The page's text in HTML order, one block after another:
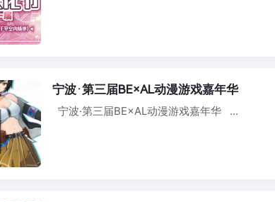
宁波·第三届BE×AL动漫游戏嘉年华
宁波·第三届BE×AL动漫游戏嘉年华 ...